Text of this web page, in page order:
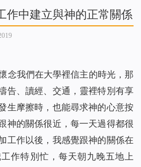
作中建立與神的正常關係
念我們在大學裡信主的時光，那
告、讀經、交通，靈裡特別有享
生摩擦時，也能尋求神的心意按
神的關係很近，每一天過得都很
工作以後，我感覺跟神的關係在
作特別忙，每天朝九晚五地上